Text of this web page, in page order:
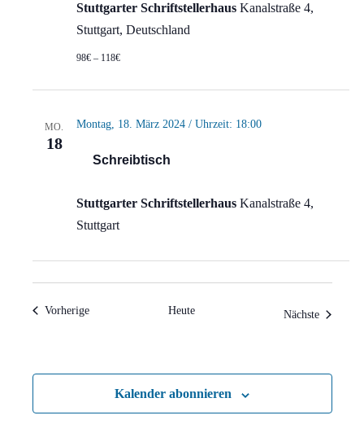
Stuttgarter Schriftstellerhaus Kanalstraße 4,
Stuttgart, Deutschland
98€ – 118€
MO.
18
Schreibtisch
Montag, 18. März 2024 / Uhrzeit: 18:00
Stuttgarter Schriftstellerhaus Kanalstraße 4,
Stuttgart
VorherigeVeranstaltungen Heute Nächste
Kalender abonnieren